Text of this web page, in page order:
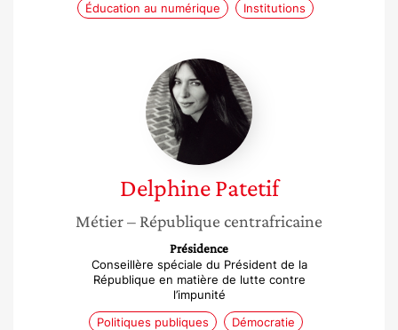
Éducation au numérique Institutions
Delphine
Patetif
Delphine Patetif
Métier– République centrafricaine
Présidence
Conseillère spéciale du Président de la
République en matière de lutte contre
l’impunité
Politiques publiques
Démocratie